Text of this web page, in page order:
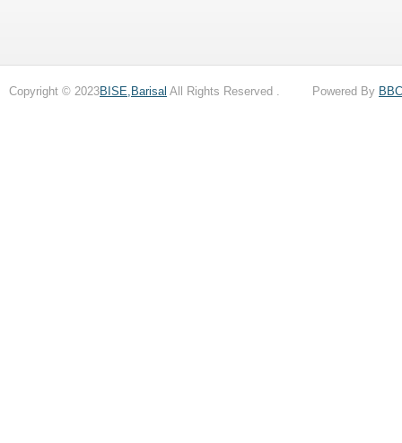
Copyright © 2023BISE,Barisal All Rights Reserved . Powered By